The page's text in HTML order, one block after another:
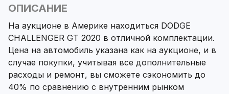
ОПИСАНИЕ
На аукционе в Америке находиться DODGE
CHALLENGER GT 2020 в отличной комплектации.
Цена на автомобиль указана как на аукционе, и в
случае покупки, учитывая все дополнительные
расходы и ремонт, вы сможете сэкономить до
40% по сравнению с внутренним рынком